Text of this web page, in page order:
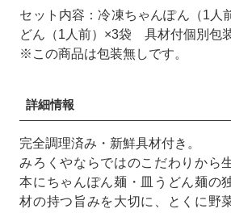
セット内容：冷凍ちゃんぽん（1人
どん（1人前）×3袋 具材付個別包
※この商品は包装無しです。
詳細情報
完全調理済み・新鮮具材付き。
みろくやならではのこだわりから
本にちゃんぽん麺・皿うどん麺の
材の持つ旨みを大切に、とくに野